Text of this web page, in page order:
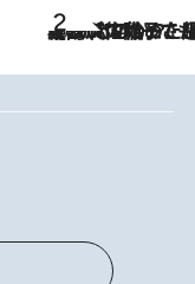
2026.8.5
【阿川佐和子さんの年とる力】なぜ70代で始めた趣味は“こんなに楽しい”のか？ ピアノ、俳句…スランプに陥っても続けられる“ある秘訣”とは